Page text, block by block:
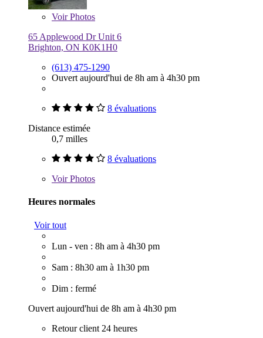
VoirPhotos
65 Applewood Dr Unit 6
Brighton, ON K0K1H0
(613) 475-1290
Ouvert aujourd'hui de 8h am à 4h30 pm
8 évaluations
Distance estimée
0,7 milles
8 évaluations
VoirPhotos
Heures normales
Voir tout
Lun - ven : 8h am à 4h30 pm
Sam : 8h30 am à 1h30 pm
Dim : fermé
Ouvert aujourd'hui de 8h am à 4h30 pm
Retour client 24 heures